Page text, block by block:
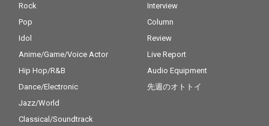
Rock
Pop
Idol
Anime/Game/Voice Actor
Hip Hop/R&B
Dance/Electronic
Jazz/World
Classical/Soundtrack
Interview
Column
Review
Live Report
Audio Equipment
先週のオトトイ